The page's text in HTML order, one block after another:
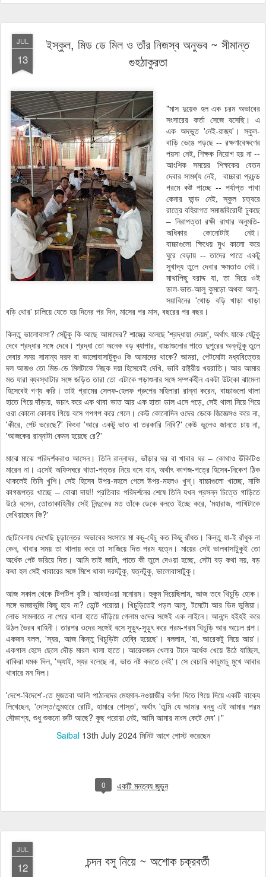
JUL
13
ইস্কুল, মিড ডে মিল ও তাঁর নিজস্ব অনুভব ~ সীমান্ত
গুহঠাকুরতা
"মাস দুয়েক হল এক চরম অভাবের
সংসারের কর্তা সেজে বসেছি। এ
এক অদ্ভুত 'নেই-রাজ্য'। স্কুল-
বাড়ি ভেঙে পড়ছে -- রক্ষণাবেক্ষণের
পয়সা নেই, শিক্ষক নিয়োগ হয় না --
আংশিক সময়ের শিক্ষকের বেতন
দেবার সামর্থ্য নেই, বাচ্চারা প্রচন্ড
গরমে কষ্ট পাচ্ছে -- পর্যাপ্ত পাখা
কেনার ফান্ড নেই, স্কুল চত্বরে
রাত্রে বহিরাগত সমাজবিরোধী ঢুকছে
– নিরাপত্তা রক্ষী রাখার অনুমতি-
অধিকার কোনোটাই নেই।
বাচ্চাগুলো ক্ষিধেয় মুখ কালো করে
ঘুরে বেড়ায় -- তাদের পাতে একটু
সুখাদ্য তুলে দেবার ক্ষমতাও নেই।
মাথাপিছু বরাদ্দ যা, তা দিয়ে ওই
ডাল-ভাত-আলু কুমড়ো অথবা আলু-
সয়াবিনের 'থোড় বড়ি খাড়া খাড়া
বড়ি থোর' চালিয়ে যেতে হয় দিনের পর দিন, মাসের পর মাস, বছরের পর বছর।
কিন্তু ভালোবাসা? সেটুকু কি আছে আমাদের? শাস্ত্রে বলেছে 'শ্রদ্ধায়া দেয়ম্‌', অর্থাৎ যাকে যেটুকু
দেবে শ্রদ্ধার সঙ্গে দেবে। শ্রদ্ধা তো অনেক বড় ব্যাপার, বাচ্চাগুলোর পাতে দুপুরের অন্নটুকু তুলে
দেবার সময় সামান্য দরদ বা ভালোবাসাটুকুও কি আমাদের থাকে? আমরা, পেটমোটা মধ্যবিত্তের
দল আজও তো মিড-ডে মিলটাকে নিছক দয়া হিসেবেই দেখি, ভাবি রাষ্ট্রীয় খয়রাতি। আর আমার
মত যারা ব্যবস্থাটার সঙ্গে জড়িত তারা তো এটাকে পড়াশুনার সঙ্গে সম্পর্কহীন একটা উটকো ঝামেলা
হিসেবেই গণ্য করি। তাই গ্রামের সেলফ-হেলফ গ্রুপের মহিলারা রান্না করেন, বাচ্চাগুলো থালা
হাতে গিয়ে দাঁড়ায়, ভচাৎ করে এক থাবা ভাত আর এক হাতা ডাল এসে পড়ে, সেই থালা নিয়ে গিয়ে
ওরা কোনো কোনায় গিয়ে বসে গপগপ করে গেলে। কেউ কোনোদিন ওদের ডেকে জিজ্ঞেসও করে না,
'কীরে, পেট ভরেছে?' কিংবা 'আরে একটু ভাত বা তরকারি নিবি?' কেউ ভুলেও জানতে চায় না,
'আজকের রান্নাটা কেমন হয়েছে রে?'
মাঝে মাঝে পরিদর্শকরাও আসেন। তিনি রান্নাঘর, ভাঁড়ার ঘর বা খাবার ঘর – কোথাও উঁকিটিও
মারেন না। এসেই অফিসঘরে খাতা-পত্তর নিয়ে বসে যান, অর্থাৎ কাগজ-পত্রে হিসেব-নিকেশ ঠিক
থাকলেই তিনি খুশি। সেই হিসেব উপর-মহলে গেলে উপর-মহলও খুশ্‌। বাচ্চাগুলো খাচ্ছে, নাকি
কাগজপত্র খাচ্ছে – বোঝা দায়!! প্রতিবার পরিদর্শনের শেষে তিনি যখন প্রসন্ন চিত্তে গাড়িতে
উঠে বসেন, তোতাকাহিনীর সেই নিন্দুকের মত তাঁকে ডেকে বলতে ইচ্ছে করে, 'মহারাজ, পাখিটাকে
দেখিয়াছেন কি?'
ছোটবেলায় দেখেছি চূড়ান্তের অভাবের সংসারে মা কচু-ঘেঁচু কত কিছু রাঁধত। কিন্তু যা-ই রাঁধুক না
কেন, খাবার সময় তা থালায় করে তা সাজিয়ে দিত পরম যত্নে। মায়ের সেই ভালবাসাটুকুই তো
অর্ধেক পেট ভরিয়ে দিত। আমি তাই জানি, পাতে কী তুলে দেওয়া হচ্ছে, সেটা বড় কথা নয়, বড়
কথা হল সেই খাবারের সঙ্গে মিশে থাকা দরদটুকু, যত্নটুকু, ভালোবাসাটুকু।
আজ সকাল থেকে টিপটিপ বৃষ্টি। আবহাওয়া মনোরম। হুকুম দিয়েছিলাম, আজ তবে খিচুড়ি হোক।
সঙ্গে ভাজাভুজি কিছু হবে না? ডোন্ট পরোয়া। খিচুড়িতেই পড়ল আলু, টমেটো আর ডিম ভুজিয়া।
লোভ সামলাতে না পেরে থালা হাতে দাঁড়িয়ে গেলাম ওদের সঙ্গেই এক লাইনে। আনন্দে হইহই করে
উঠল ভৈরব বাহিনী। তারপর ওদের সঙ্গেই বসে সুড়ুৎ-সুড়ুৎ করে গরম-গরম খিচুড়ি আর অঢেল গল্প।
একজন বলল, 'স্যর, আজ কিন্তু খিচুড়িটা হেব্বি হয়েছে'। বললাম, 'যা, আরেকটু নিয়ে আয়'।
একগাল হেসে ছেলে দৌড় মারল থালা হাতে। আরেকজন খেলার টানে অর্ধেক খেয়ে উঠে যাচ্ছিল,
বাকিরা ধমক দিল, 'অ্যাই, স্যর বলেছে না, ভাত নষ্ট করতে নেই'। সে বেচারি কাচুমাচু মুখে আবার
খাবারে মন দিল।
'দেশে-বিদেশে'-তে মুজতবা আলি পাঠানদের মেহমান-নওয়াজীর বর্ণনা দিতে গিয়ে দিয়ে একটি বাক্যে
লিখেছেন, 'দোস্ত/তুমহারে রোটি, হামারে গোস্ত', অর্থাৎ 'তুমি যে আমার বন্ধু এই আমার পরম
সৌভাগ্য, শুধু শুকনো রুটি আছে? কুছ পরোয়া নেই, আমি আমার মাংস কেটে দেব'।"
Saibal 13th July 2024মিনিট আগে পোস্ট করেছেন
0 একটি মন্তব্য জুড়ুন
JUL
12 চন্দন বসু নিয়ে ~ অশোক চক্রবর্তী